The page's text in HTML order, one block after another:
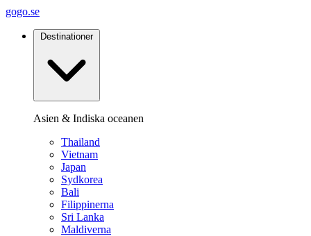
gogo.se
Destinationer
Asien & Indiska oceanen
Thailand
Vietnam
Japan
Sydkorea
Bali
Filippinerna
Sri Lanka
Maldiverna